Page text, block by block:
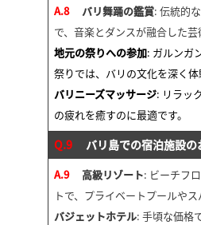
A.8 バリ舞踊の鑑賞: 伝統的
で、音楽とダンスが融合した芸
地元の祭りへの参加: ガルンガ
祭りでは、バリの文化を深く体
バリニーズマッサージ: リラッ
の疲れを癒すのに最適です。
Q.9 バリ島での宿泊施設の
A.9 高級リゾート: ビーチフ
トで、プライベートプールやス
バジェットホテル: 手頃な価格